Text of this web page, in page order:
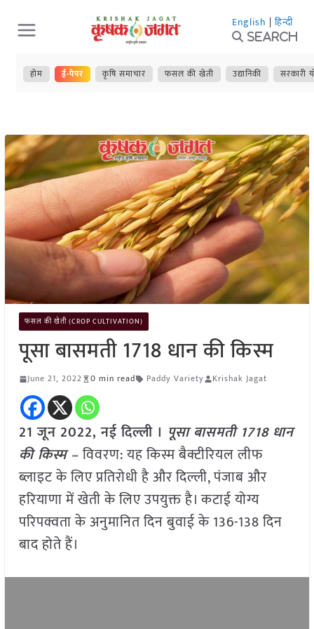
Skip
to
content
English | हिन्दी
Search
होम ई-पेपर कृषि समाचार फसल की खेती उद्यानिकी सरकारी
फसल की खेती (CROP CULTIVATION)
पूसा बासमती 1718 धान की किस्म
June 21, 2022 0 min read Paddy Variety Krishak Jagat
21 जून 2022, नई दिल्ली । पूसा बासमती 1718 धान
की किस्म –विवरण: यह किस्म बैक्टीरियल लीफ
ब्लाइट के लिए प्रतिरोधी है और दिल्ली, पंजाब और
हरियाणा में खेती के लिए उपयुक्त है। कटाई योग्य
परिपक्वता के अनुमानित दिन बुवाई के 136-138 दिन
बाद होते हैं।